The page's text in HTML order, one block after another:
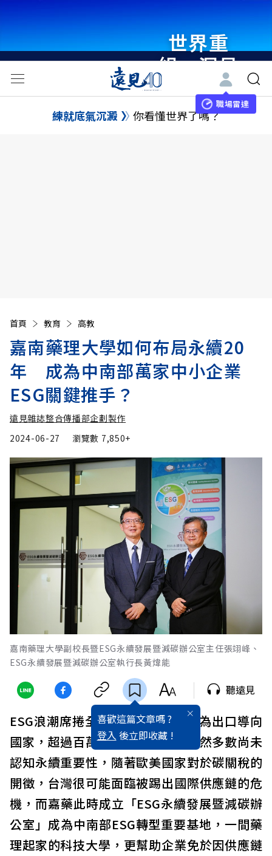
世界重
組・洞見
未來 與
世界領袖
職場雷達
練就底氣沉澱 你看懂世界了嗎？
首頁 教育 高教
嘉南藥理大學如何布局永續20
年 成為中南部萬家中小企業
ESG關鍵推手？
遠見雜誌整合傳播部企劃製作
2024-06-27
瀏覽數 7,850+
嘉南藥理大學副校長暨ESG永續發展暨減碳辦公室主任張翊峰、
ESG永續發展暨減碳辦公室執行長黃煒能
喜歡這篇文章嗎 ?
登入 後立即收藏 !
聽遠見
ESG浪潮席捲全球，然而，台灣作為出口導向
國家，超過百萬間的中小企業，顯然多數尚未
認知永續重要性，隨著歐美國家對於碳關稅的
開徵，台灣很可能面臨被踢出國際供應鏈的危
機，而嘉藥此時成立 「ESG永續發展暨減碳辦
公室」 成為中南部ESG轉型重要基地，一間藥
理起家的科技大學，更幫助企業免於因供應鏈